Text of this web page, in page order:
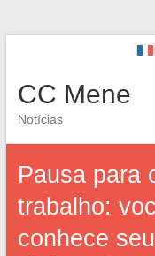
CC Mene
Notícias
Pausa para
trabalho:
conhece